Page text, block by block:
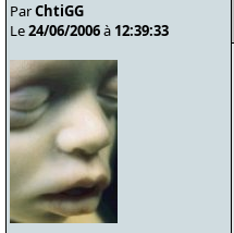
ParChtiGG
Le24/06/2006à 12:39:33